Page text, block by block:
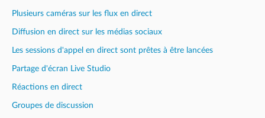
Plusieurs caméras sur les flux en direct
Diffusion en direct sur les médias sociaux
Les sessions d'appel en direct sont prêtes à être lancées
Partage d'écran Live Studio
Réactions en direct
Groupes de discussion